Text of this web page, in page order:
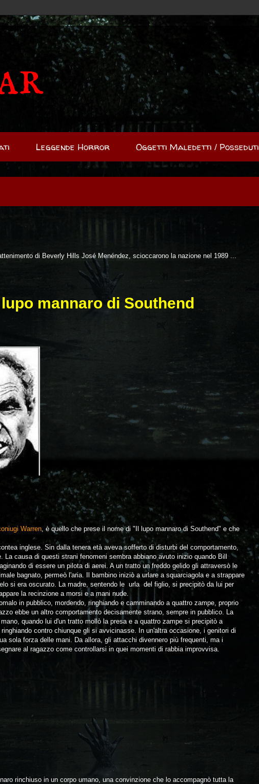
Leggende Horror Oggetti Maledetti / Posseduti
di Beverly Hills José Menéndez, scioccarono la nazione nel 1989 ...
mannaro di Southend
Warren, è quello che prese il nome di "Il lupo mannaro di Southend" e che
inglese. Sin dalla tenera età aveva sofferto di disturbi del comportamento,
causa di questi strani fenomeni sembra abbiano avuto inizio quando Bill
di essere un pilota di aerei. A un tratto un freddo gelido gli attraversò le
bagnato, permeò l'aria. Il bambino iniziò a urlare a squarciagola e a strappare
si era oscurato. La madre, sentendo le urla del figlio, si precipitò da lui per
la recinzione a morsi e a mani nude.
in pubblico, mordendo, ringhiando e camminando a quattro zampe, proprio
ebbe un altro comportamento decisamente strano, sempre in pubblico. La
quando lui d'un tratto mollò la presa e a quattro zampe si precipitò a
contro chiunque gli si avvicinasse. In un'altra occasione, i genitori di
sola forza delle mani. Da allora, gli attacchi divennero più frequenti, ma i
al ragazzo come controllarsi in quei momenti di rabbia improvvisa.
rinchiuso in un corpo umano, una convinzione che lo accompagnò tutta la